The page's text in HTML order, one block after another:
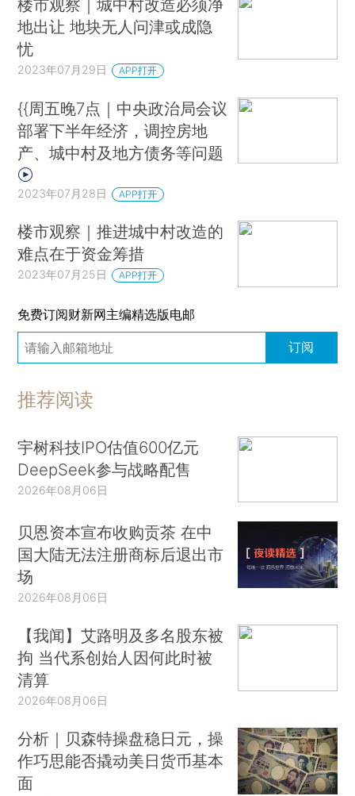
楼市观察｜城中村改造必须净
地出让 地块无人问津或成隐
忧
2023年07月29日 APP打开
{{周五晚7点｜中央政治局会议
部署下半年经济，调控房地
产、城中村及地方债务等问题
2023年07月28日 APP打开
楼市观察｜推进城中村改造的
难点在于资金筹措
2023年07月25日 APP打开
免费订阅财新网主编精选版电邮
订阅
推荐阅读
宇树科技IPO估值600亿元
DeepSeek参与战略配售
2026年08月06日
贝恩资本宣布收购贡茶 在中
国大陆无法注册商标后退出市
场
2026年08月06日
【我闻】艾路明及多名股东被
拘 当代系创始人因何此时被
清算
2026年08月06日
分析｜贝森特操盘稳日元，操
作巧思能否撬动美日货币基本
面